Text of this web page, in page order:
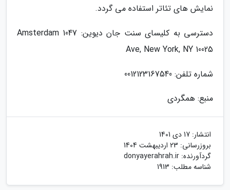
نمایش های تئاتر استفاده می گردد.
دسترسی به کلیسای سنت جان دیوین: 1047 Amsterdam
Ave, New York, NY 10025
شماره تلفن: 0012123167540
منبع: همگردی
انتشار: 17 دی 1401
بروزرسانی: 23 اردیبهشت 1404
گردآورنده: donyayerahrah.ir
شناسه مطلب: 1913